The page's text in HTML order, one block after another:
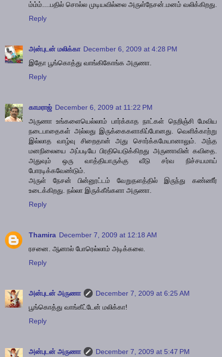
ம்ம்ம்....பதில் சொல்ல முடியவில்லை அருள்நேசன்.மனம் வலிக்கிறது.
Reply
அன்புடன் மலிக்கா December 6, 2009 at 4:28 PM
இதோ பூங்கொத்து வாங்கிகோங்க அருணா.
Reply
காமராஜ் December 6, 2009 at 11:22 PM
அருணா உங்களையெல்லாம் பார்க்காத நாட்கள் நெறிஞ்சி மேவிய
நடைபாதைகள் அல்லது இருக்கைகளாகிப்போனது. வெளிக்காற்று
இல்லாத வாழ்வு சிறைதான் அது சொர்க்கமேயானாலும். அந்த
மனநிலையை அப்படியே பிரதியெடுக்கிறது அருணாவின் கவிதை.
அதுவும் ஒரு வாத்தியாருக்கு வீடு சர்வ நிச்சயமாய்
போரடிக்கவேண்டும்.
அருள் நேசன் பின்னூட்டம் வேறுதளத்தில் இருந்து கண்ணீர்
உடைக்கிறது. நல்லா இருக்கீங்களா அருணா.
Reply
Thamira December 7, 2009 at 12:18 AM
ரசனை. ஆனால் போரெல்லாம் அடிக்கலை.
Reply
அன்புடன் அருணா
December 7, 2009 at 6:25 AM
பூங்கொத்து வாங்கீட்டேன் மலிக்கா!
Reply
அன்புடன் அருணா
December 7, 2009 at 5:47 PM